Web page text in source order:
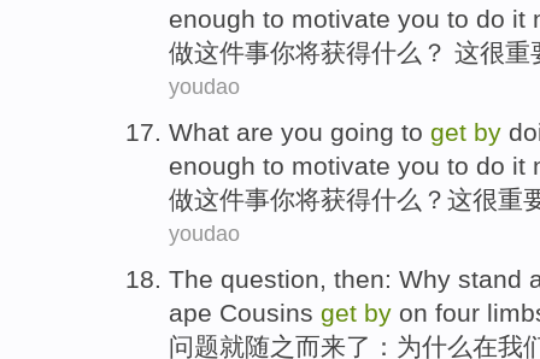
enough to motivate you to do it
做这件事你将获得什么 ？ 这很重
youdao
What are you going to get by
enough to motivate you to do it
做这件事你将获得什么 ？这很重
youdao
The question then: Why stand
ape Cousins get by on four
问题就随之而来了： 为什么在我